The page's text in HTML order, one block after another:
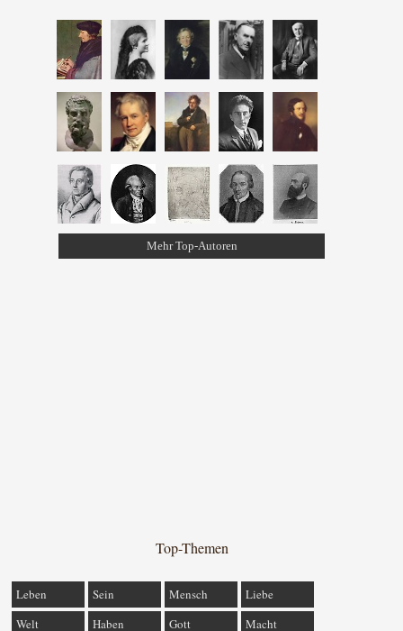
Mehr Top-Autoren
Top-Themen
Leben Sein Mensch
Liebe
Welt
Haben Gott Macht